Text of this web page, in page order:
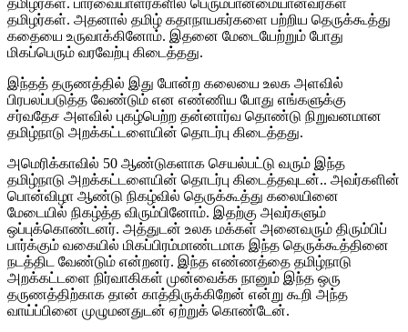
தமிழர்கள். அதனால் தமிழ் கதாநாயகர்களை பற்றிய தெருக்கூத்து
கதையை உருவாக்கினோம். இதனை மேடையேற்றும் போது
மிகப்பெரும் வரவேற்பு கிடைத்தது.
இந்தத் தருணத்தில் இது போன்ற கலையை உலக அளவில்
பிரபலப்படுத்த வேண்டும் என எண்ணிய போது எங்களுக்கு
சர்வதேச அளவில் புகழ்பெற்ற தன்னார்வ தொண்டு நிறுவனமான
தமிழ்நாடு அறக்கட்டளையின் தொடர்பு கிடைத்தது.
அமெரிக்காவில் 50 ஆண்டுகளாக செயல்பட்டு வரும் இந்த
தமிழ்நாடு அறக்கட்டளையின் தொடர்பு கிடைத்தவுடன்.. அவர்களின்
பொன்விழா ஆண்டு நிகழ்வில் தெருக்கூத்து கலையினை
மேடையில் நிகழ்த்த விரும்பினோம். இதற்கு அவர்களும்
ஒப்புக்கொண்டனர். அத்துடன் உலக மக்கள் அனைவரும் திரும்பிப்
பார்க்கும் வகையில் மிகப்பிரம்மாண்டமாக இந்த தெருக்கூத்தினை
நடத்திட வேண்டும் என்றனர். இந்த எண்ணத்தை தமிழ்நாடு
அறக்கட்டளை நிர்வாகிகள் முன்வைக்க நானும் இந்த ஒரு
தருணத்திற்காக தான் காத்திருக்கிறேன் என்று கூறி அந்த
வாய்ப்பினை முழுமனதுடன் ஏற்றுக் கொண்டேன்.